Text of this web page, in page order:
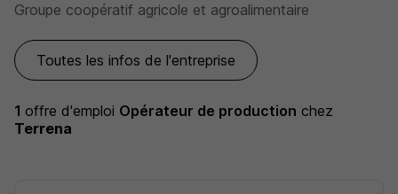
Groupe coopératif agricole et agroalimentaire
Toutes les infos de l'entreprise
1 offre d'emploi Opérateur de production chez
Terrena